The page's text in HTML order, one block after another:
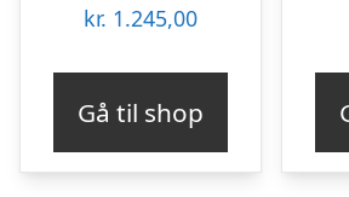
kr. 1.245,00
Gå til shop